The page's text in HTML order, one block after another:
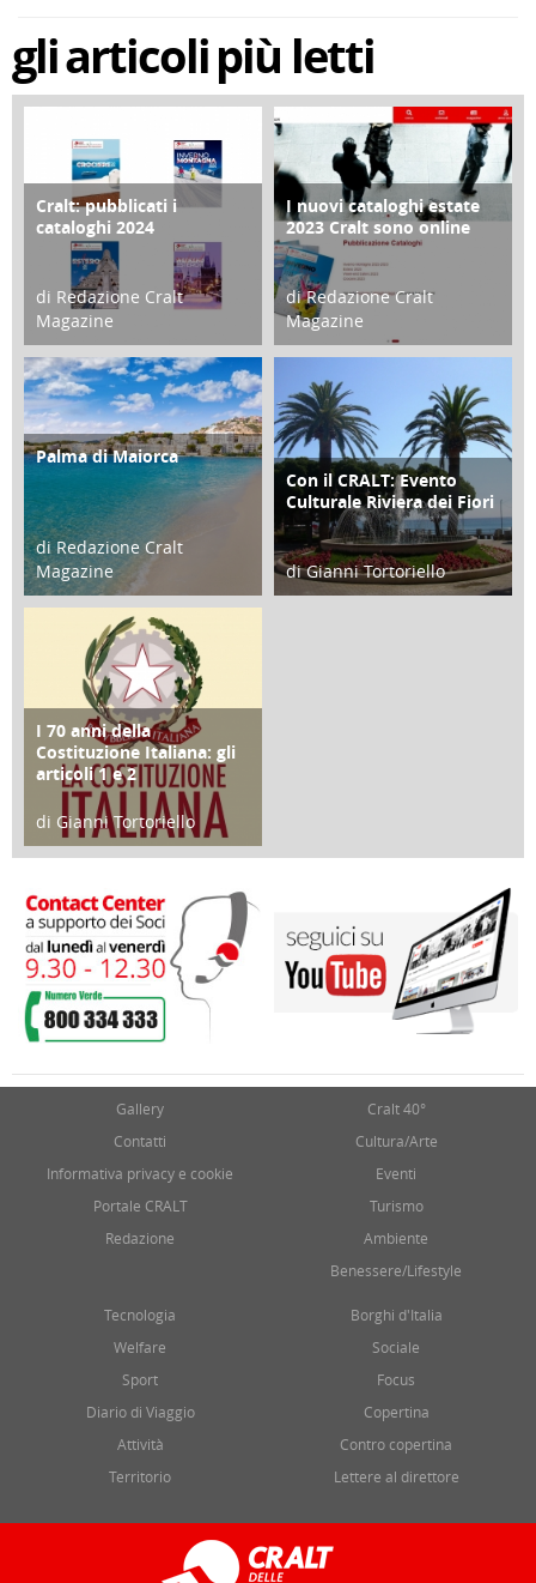
gliarticolipiù letti
COPERTINA
Cralt: pubblicati i
cataloghi 2024
di Redazione Cralt
Magazine
21 Novembre 2023
CONTRO COPERTINA
I nuovi cataloghi estate
2023 Cralt sono online
di Redazione Cralt
Magazine
07 Marzo 2023
ATTIVITÀ
Palma di Maiorca
di Redazione Cralt
Magazine
25 Giugno 2016
ATTIVITÀ
Con il CRALT: Evento
Culturale Riviera dei Fiori
di Gianni Tortoriello
FOCUS
I 70 anni della
Costituzione Italiana: gli
articoli 1 e 2
di Gianni Tortoriello
17 Marzo 2018
Gallery
Contatti
Informativa privacy e cookie
Portale CRALT
Redazione
Cralt 40°
Cultura/Arte
Eventi
Turismo
Ambiente
Benessere/Lifestyle
Tecnologia
Welfare
Sport
Diario di Viaggio
Attività
Territorio
Borghi d'Italia
Sociale
Focus
Copertina
Contro copertina
Lettere al direttore